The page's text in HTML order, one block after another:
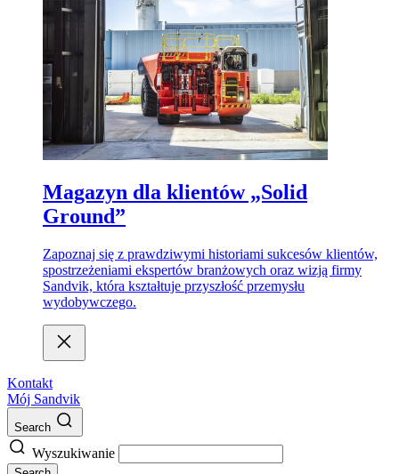
Magazyn dla klientów „Solid
Ground”
Zapoznaj się z prawdziwymi historiami sukcesów klientów,
spostrzeżeniami ekspertów branżowych oraz wizją firmy
Sandvik, która kształtuje przyszłość przemysłu
wydobywczego.
Kontakt
Mój Sandvik
Search
Wyszukiwanie